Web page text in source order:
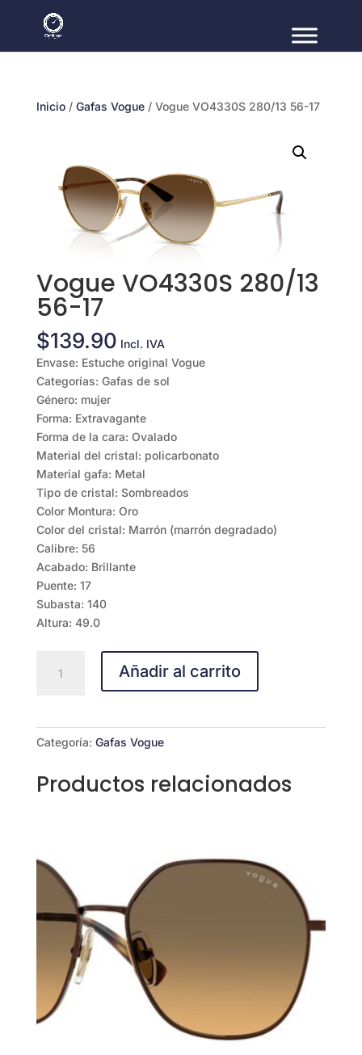
Inicio/ Gafas Vogue/ Vogue VO4330S 280/13 56-17
Vogue VO4330S 280/13
56-17
$139.90 Incl. IVA
Envase: Estuche original Vogue
Categorías: Gafas de sol
Género: mujer
Forma: Extravagante
Forma de la cara: Ovalado
Material del cristal: policarbonato
Material gafa: Metal
Tipo de cristal: Sombreados
Color Montura: Oro
Color del cristal: Marrón (marrón degradado)
Calibre: 56
Acabado: Brillante
Puente: 17
Subasta: 140
Altura: 49.0
VO4330S
cantidad
Añadir al carrito
Categoría: Gafas Vogue
Productos relacionados